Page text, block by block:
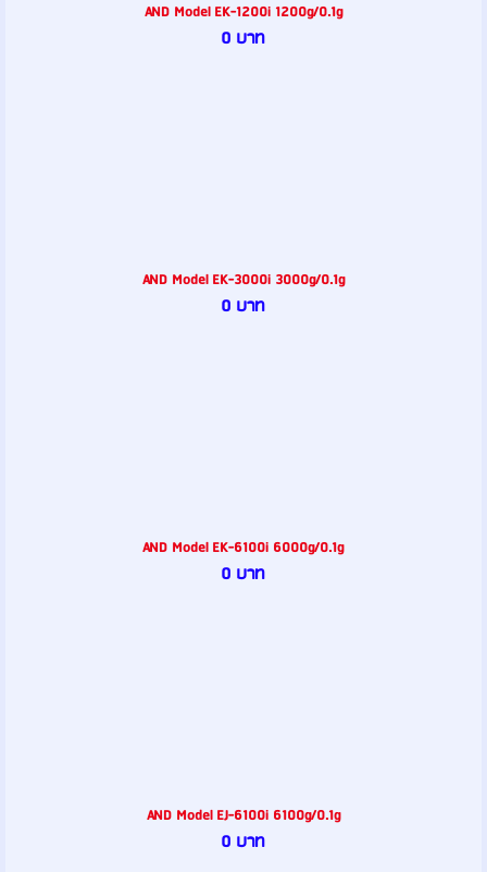
AND Model EK-1200i 1200g/0.1g
0 บาท
AND Model EK-3000i 3000g/0.1g
0 บาท
AND Model EK-6100i 6000g/0.1g
0 บาท
AND Model EJ-6100i 6100g/0.1g
0 บาท